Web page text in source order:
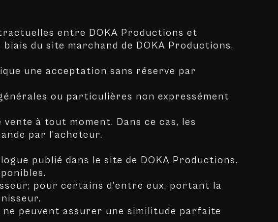
entre DOKA Productions et
du site marchand de DOKA Productions,
une acceptation sans réserve par
ou particulières non expressément
à tout moment. Dans ce cas, les
par l’acheteur.
publié dans le site de DOKA Productions.
pour certains d’entre eux, portant la
peuvent assurer une similitude parfaite